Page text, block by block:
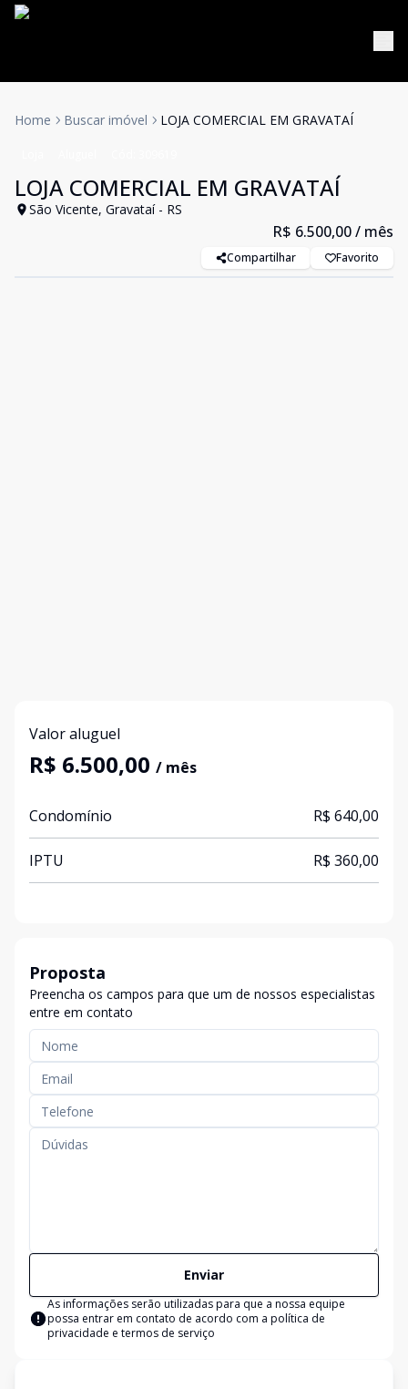
Home Buscar imóvel LOJA COMERCIAL EM GRAVATAÍ
LOJA COMERCIAL EM GRAVATAÍ
São Vicente, Gravataí - RS
R$ 6.500,00/ mês
Compartilhar Favorito
Valor aluguel
R$ 6.500,00 / mês
Condomínio R$ 640,00
IPTU R$ 360,00
Proposta
Preencha os campos para que um de nossos especialistas
entre em contato
Enviar
As informações serão utilizadas para que a nossa equipe
possa entrar em contato de acordo com a política de
privacidade e termos de serviço